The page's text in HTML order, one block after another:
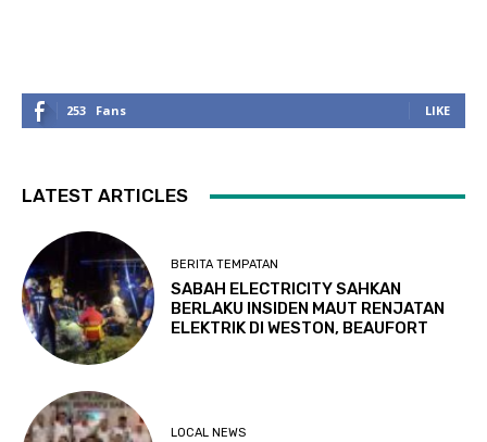
253 Fans LIKE
LATEST ARTICLES
BERITA TEMPATAN
SABAH ELECTRICITY SAHKAN
BERLAKU INSIDEN MAUT RENJATAN
ELEKTRIK DI WESTON, BEAUFORT
LOCAL NEWS